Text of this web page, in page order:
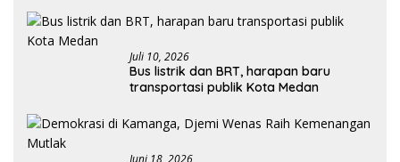
Juli 10, 2026
Bus listrik dan BRT, harapan baru
transportasi publik Kota Medan
Juni 18, 2026